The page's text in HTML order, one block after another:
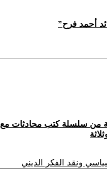
من سلسلة كتب محادثات مع
ونقد الفكر الديني